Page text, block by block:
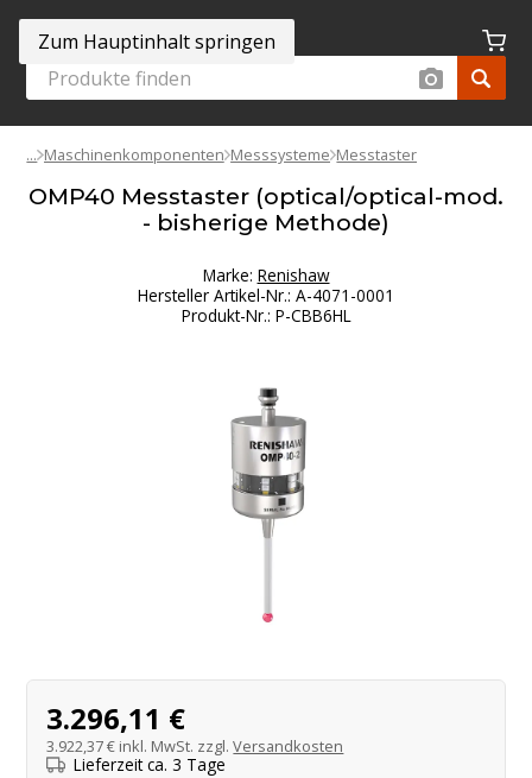
Zum Hauptinhalt springen
Maschinenkomponenten Messsysteme Messtaster
OMP40 Messtaster (optical/optical-mod.
- bisherige Methode)
Marke: Renishaw
Hersteller Artikel-Nr.: A-4071-0001
Produkt-Nr.: P-CBB6HL
Produktangebot
3.296,11 €
3.922,37 € inkl. MwSt. zzgl.Versandkosten
Lieferzeit ca. 3 Tage